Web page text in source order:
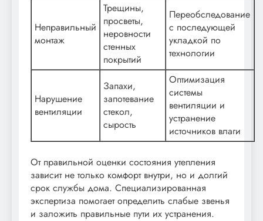
Неправильный
монтаж
Трещины,
просветы,
неровности
стенных
покрытий
Переобследование
с последующей
укладкой по
технологии
Нарушение
вентиляции
Запахи,
запотевание
стекол,
сырость
Оптимизация
системы
вентиляции и
устранение
источников влаги
От правильной оценки состояния утепления
зависит не только комфорт внутри, но и долгий
срок службы дома. Специализированная
экспертиза помогает определить слабые звенья
и заложить правильные пути их устранения.